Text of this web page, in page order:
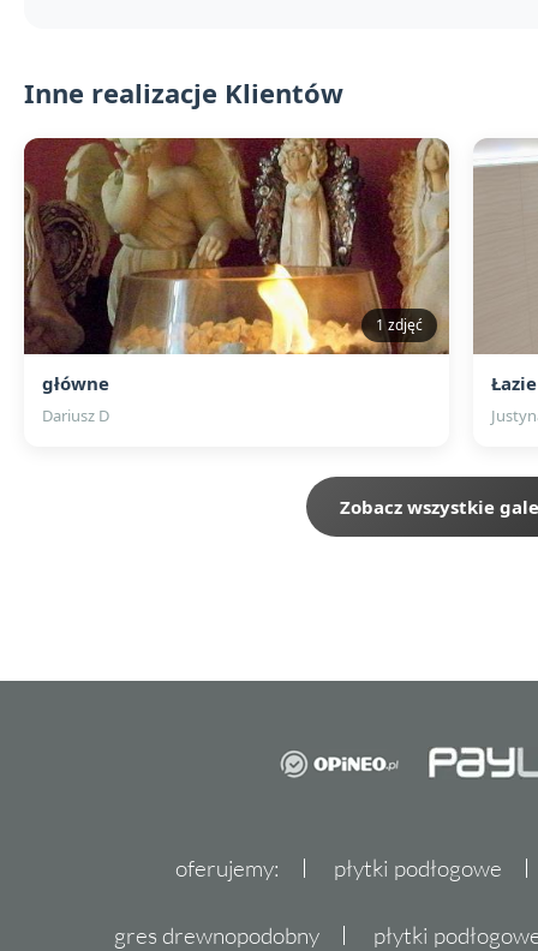
Inne realizacje Klientów
1 zdjęć
główne
Dariusz D
Zobacz wszystkie
oferujemy: płytki podłogowe
gres drewnopodobny płytki